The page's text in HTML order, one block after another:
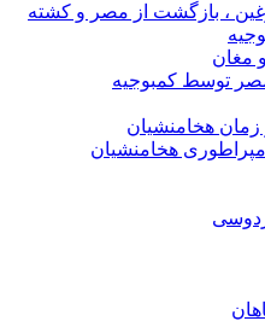
، بازگشت از مصر و کشته
مغان
توسط کمبوجیه
زمان هخامنشیان
هخامنشیان